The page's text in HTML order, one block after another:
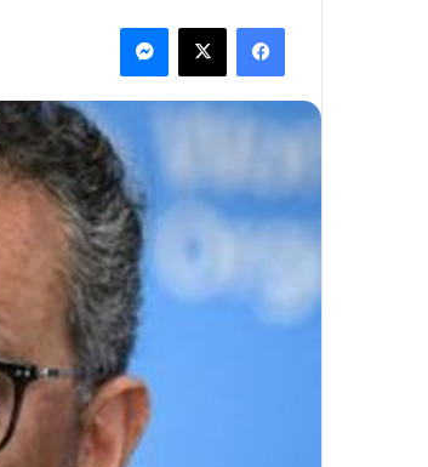
فيسبوك